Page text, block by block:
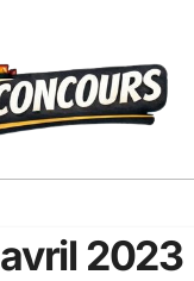
avril 2023